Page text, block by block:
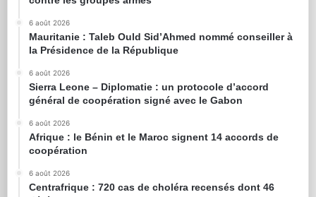
6 août 2026
Mauritanie : Taleb Ould Sid’Ahmed nommé conseiller à
la Présidence de la République
6 août 2026
Sierra Leone – Diplomatie : un protocole d’accord
général de coopération signé avec le Gabon
6 août 2026
Afrique : le Bénin et le Maroc signent 14 accords de
coopération
6 août 2026
Centrafrique : 720 cas de choléra recensés dont 46